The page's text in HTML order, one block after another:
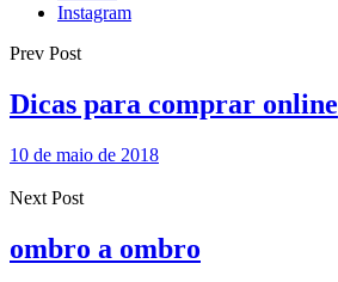
Instagram
Prev Post
Dicas para comprar online
10 de maio de 2018
Next Post
ombro a ombro